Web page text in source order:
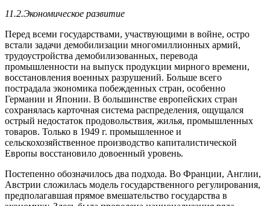
11.2.Экономическое развитие
Перед всеми государствами, участвующими в войне, остро
встали задачи демобилизации многомиллионных армий,
трудоустройства демобилизованных, перевода
промышленности на выпуск продукции мирного времени,
восстановления военных разрушений. Больше всего
пострадала экономика побежденных стран, особенно
Германии и Японии. В большинстве европейских стран
сохранялась карточная система распределения, ощущался
острый недостаток продовольствия, жилья, промышленных
товаров. Только в 1949 г. промышленное и
сельскохозяйственное производство капиталистической
Европы восстановило довоенный уровень.
Постепенно обозначилось два подхода. Во Франции, Англии,
Австрии сложилась модель государственного регулирования,
предполагавшая прямое вмешательство государства в